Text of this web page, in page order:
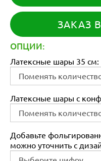
ЗАКАЗ
ОПЦИИ:
Латексные шары 35 см:
Латексные шары с
Добавьте
можно уточнить с